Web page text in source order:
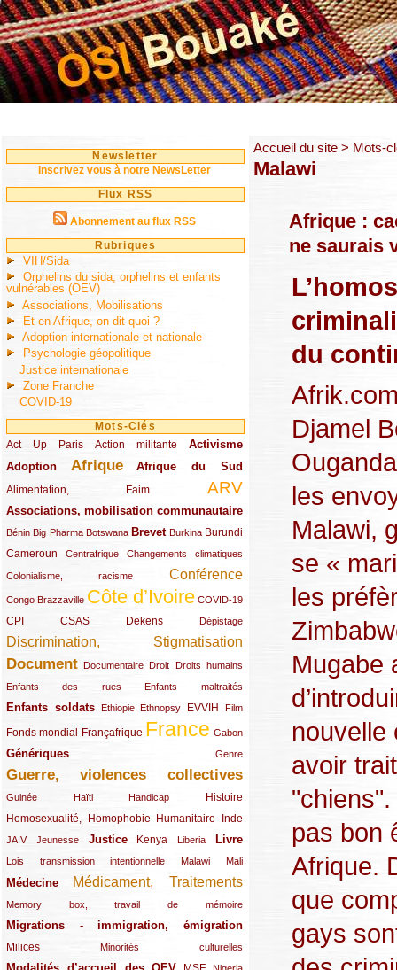
Newsletter
Inscrivez vous à notre NewsLetter
Flux RSS
Abonnement au flux RSS
Rubriques
VIH/Sida
Orphelins du sida, orphelins et enfants
vulnérables (OEV)
Associations, Mobilisations
Et en Afrique, on dit quoi ?
Adoption internationale et nationale
Psychologie géopolitique
Justice internationale
Zone Franche
COVID-19
Mots-Clés
Act Up Paris
(49/289) Action militante
(32/289) Activisme
(73/289)
Adoption
(82/289) Afrique
(161/289) Afrique du Sud
(73/289)
Alimentation, Faim
(48/289) ARV
(203/289)
Associations, mobilisation communautaire
(65/289)
Bénin
(13/289)Big Pharma
(16/289) Botswana
(9/289) Brevet
(83/289) Burkina
(18/289) Burundi
(30/289)
Cameroun
(47/289) Centrafrique
(23/289) Changements climatiques
(10/289)
Colonialisme, racisme
(19/289) Conférence
(118/289)
Congo Brazzaville
(24/289) Côte d’Ivoire
(263/289) COVID-19
(13/289)
CPI
(48/289) CSAS
(32/289) Dekens
(29/289) Dépistage
(19/289)
Discrimination, Stigmatisation
(131/289)
Document
(145/289) Documentaire
(9/289) Droit
(20/289) Droits humains
(22/289)
Enfants des rues
(21/289) Enfants maltraités
(10/289)
Enfants soldats
(68/289) Ethiopie
(12/289) Ethnopsy
(15/289) EVVIH
(55/289) Film
(22/289)
Fonds mondial
(48/289) Françafrique
(39/289) France
(289/289) Gabon
(12/289)
Génériques
(59/289) Genre
(22/289)
Guerre, violences collectives
(149/289)
Guinée
(12/289) Haïti
(15/289) Handicap
(10/289) Histoire
(49/289)
Homosexualité, Homophobie
(44/289) Humanitaire
(47/289) Inde
(34/289)
JAIV
(10/289)Jeunesse
(21/289) Justice
(65/289) Kenya
(35/289) Liberia
(25/289) Livre
(62/289)
Lois transmission intentionnelle
(24/289) Malawi
(11/289) Mali
(21/289)
Médecine
(62/289) Médicament, Traitements
(142/289)
Memory box, travail de mémoire
(11/289)
Migrations - immigration, émigration
(67/289)
Milices
(34/289) Minorités culturelles
(15/289)
Accueil du site > Mots-
Malawi
Afrique :
ne saurais
du
Djamel
les
Malawi,
se «
les
Mugabe
nouvelle
avoir
pas bon
Afrique.
que
gays